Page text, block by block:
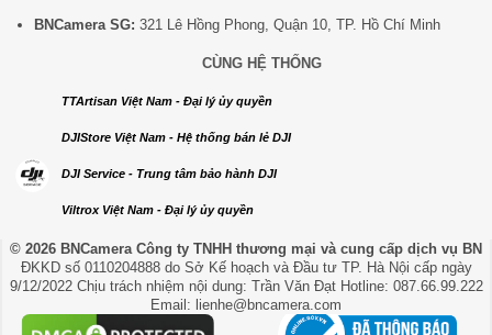
BNCamera SG: 321 Lê Hồng Phong, Quận 10, TP. Hồ Chí Minh
CÙNG HỆ THỐNG
TTArtisan Việt Nam - Đại lý ủy quyền
DJIStore Việt Nam - Hệ thống bán lẻ DJI
DJI Service - Trung tâm bảo hành DJI
Viltrox Việt Nam - Đại lý ủy quyền
© 2026 BNCamera Công ty TNHH thương mại và cung cấp dịch vụ BN
ĐKKD số 0110204888 do Sở Kế hoạch và Đầu tư TP. Hà Nội cấp ngày
9/12/2022 Chịu trách nhiệm nội dung: Trần Văn Đạt Hotline: 087.66.99.222
Email: lienhe@bncamera.com